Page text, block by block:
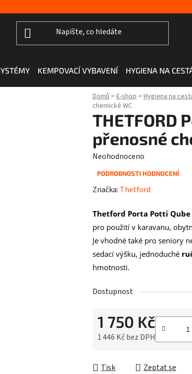
KEMPOVACÍ VYBAVENÍ HYGIENA NA
Domů > E-shop > Hygiena na
chemické WC
THETFORD
přenosné
Průměrné
hodnocení
0,0
5
hvězdiček.
Neohodnoceno
PODROBNOSTI HODNOCENÍ
Značka: Thetford
Thetford Porta Potti Qube
pro použití v karavanu,
Je vhodné také pro seniory
sedací výšku, jednoduché
hmotnosti.
Dostupnost
1 750 Kč
1 446 Kč bez DPH
Tisk Zeptat se